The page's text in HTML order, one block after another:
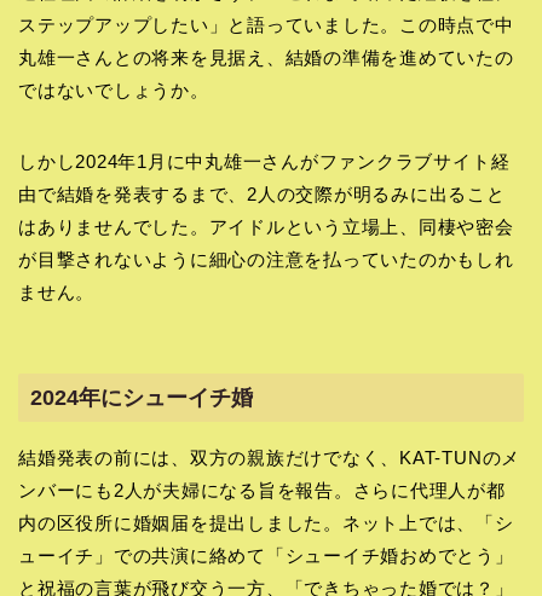
ステップアップしたい」と語っていました。この時点で中
丸雄一さんとの将来を見据え、結婚の準備を進めていたの
ではないでしょうか。
しかし2024年1月に中丸雄一さんがファンクラブサイト経
由で結婚を発表するまで、2人の交際が明るみに出ること
はありませんでした。アイドルという立場上、同棲や密会
が目撃されないように細心の注意を払っていたのかもしれ
ません。
2024年にシューイチ婚
結婚発表の前には、双方の親族だけでなく、KAT-TUNのメ
ンバーにも2人が夫婦になる旨を報告。さらに代理人が都
内の区役所に婚姻届を提出しました。ネット上では、「シ
ューイチ」での共演に絡めて「シューイチ婚おめでとう」
と祝福の言葉が飛び交う一方、「できちゃった婚では？」